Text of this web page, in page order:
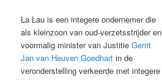
La Lau is een integere ondernemer die
als kleinzoon van oud-verzetsstrijder en
voormalig minister van JustitieGerrit
Jan van Heuven Goedhart in de
veronderstelling verkeerde met integere